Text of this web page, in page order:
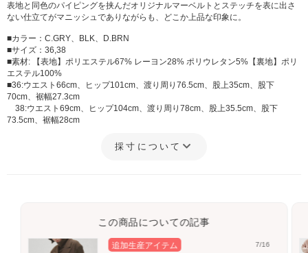
表地と同色のパイピングを挟んだオリジナルマーベルトとステッチを表に出さ
ない仕立てがマニッシュでありながらも、どこか上品な印象に。
■カラー：C.GRY、BLK、D.BRN
■サイズ：36,38
■素材: 【表地】ポリエステル67% レーヨン28% ポリウレタン5%【裏地】ポリ
エステル100%
■36:ウエスト66cm、ヒップ101cm、渡り周り76.5cm、股上35cm、股下
70cm、裾幅27.3cm
38:ウエスト69cm、ヒップ104cm、渡り周り78cm、股上35.5cm、股下
73.5cm、裾幅28cm
採寸について
この商品についての記事
追加生産アイテム 7/16